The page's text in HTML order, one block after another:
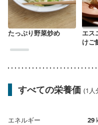
たっぷり野菜炒め
エス
けご
すべての栄養価 (1人
エネルギー 29